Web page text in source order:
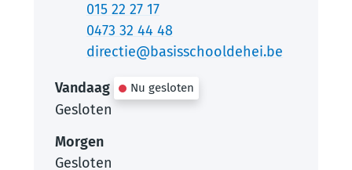
015 22 27 17
0473 32 44 48
E-maildirectie@basisschooldehei.be
Vandaag Nu gesloten
Gesloten
Morgen
Gesloten